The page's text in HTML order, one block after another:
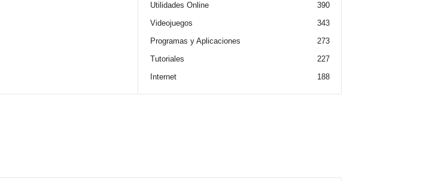
Utilidades Online
390
Videojuegos
343
Programas y Aplicaciones
273
Tutoriales
227
Internet
188